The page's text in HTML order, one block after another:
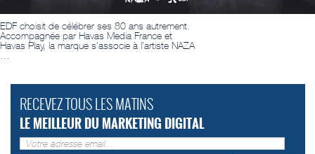
EDF choisit de célébrer ses 80 ans autrement.
Accompagnée par Havas Media France et
Havas Play, la marque s’associe à l’artiste NAZA
RECEVEZ TOUS LES MATINS
LE MEILLEUR DU MARKETING DIGITAL